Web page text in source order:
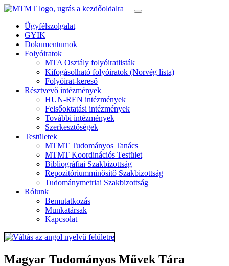
Ügyfélszolgalat
GYIK
Dokumentumok
Folyóiratok
MTA Osztály folyóiratlisták
Kifogásolható folyóiratok (Norvég lista)
Folyóirat-kereső
Résztvevő intézmények
HUN-REN intézmények
Felsőoktatási intézmények
További intézmények
Szerkesztőségek
Testületek
MTMT Tudományos Tanács
MTMT Koordinációs Testület
Bibliográfiai Szakbizottság
Repozitóriumminősitő Szakbizottság
Tudománymetriai Szakbizottság
Rólunk
Bemutatkozás
Munkatársak
Kapcsolat
Magyar Tudományos Művek Tára